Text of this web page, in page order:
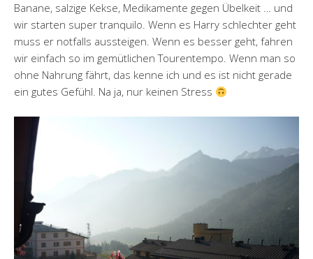
Banane, salzige Kekse, Medikamente gegen Übelkeit … und
wir starten super tranquilo. Wenn es Harry schlechter geht
muss er notfalls aussteigen. Wenn es besser geht, fahren
wir einfach so im gemütlichen Tourentempo. Wenn man so
ohne Nahrung fährt, das kenne ich und es ist nicht gerade
ein gutes Gefühl. Na ja, nur keinen Stress